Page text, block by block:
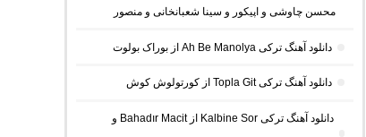
محسن چاوشی و اپیکور و سینا شعبانخانی و منصور
دانلود آهنگ ترکی Ah Be Manolya از بوراک بولوت
دانلود آهنگ ترکی Topla Git از کورتولوش کوش
دانلود آهنگ ترکی Kalbine Sor از Bahadır Macit و